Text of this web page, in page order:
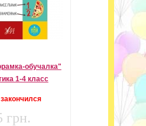
обучалка"
1-4 класс
грн.